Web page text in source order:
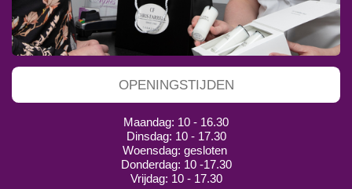
OPENINGSTIJDEN
Maandag: 10 - 16.30
Dinsdag: 10 - 17.30
Woensdag: gesloten
Donderdag: 10 -17.30
Vrijdag: 10 - 17.30